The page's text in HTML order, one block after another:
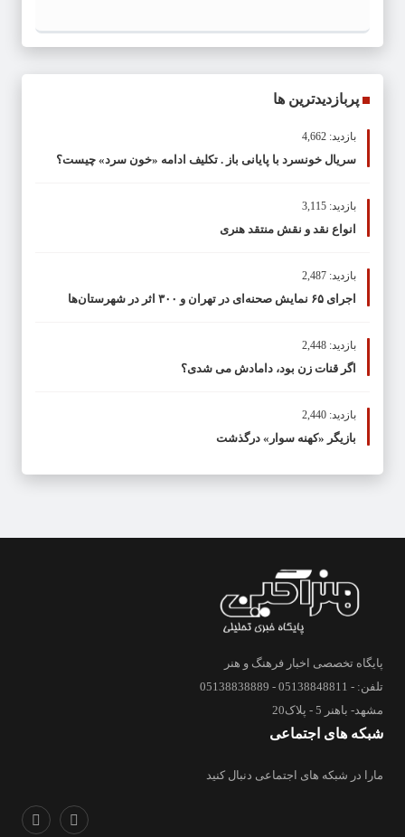
پربازدیدترین ها
بازدید: 4,662
سریال خونسرد با پایانی باز . تکلیف ادامه «خون سرد» چیست؟
بازدید: 3,115
انواع نقد و نقش منتقد هنری
بازدید: 2,487
اجرای ۶۵ نمایش صحنه‌ای در تهران و ۳۰۰ اثر در شهرستان‌ها
بازدید: 2,448
اگر قنات زن بود، دامادش می شدی؟
بازدید: 2,440
بازیگر «کهنه سوار» درگذشت
پایگاه تخصصی اخبار فرهنگ و هنر
تلفن: - 05138848811 - 05138838889
مشهد- باهنر 5 - پلاک20
شبکه های اجتماعی
مارا در شبکه های اجتماعی دنبال کنید